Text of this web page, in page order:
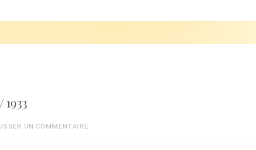
UN COMMENTAIRE